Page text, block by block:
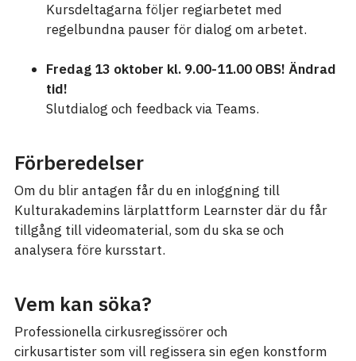
Kursdeltagarna följer regiarbetet med
regelbundna pauser för dialog om arbetet.
Fredag 13 oktober kl. 9.00-11.00 OBS! Ändrad
tid!
Slutdialog och feedback via Teams.
Förberedelser
Om du blir antagen får du en inloggning till
Kulturakademins lärplattform Learnster där du får
tillgång till videomaterial, som du ska se och
analysera före kursstart.
Vem kan söka?
Professionella cirkusregissörer och
cirkusartister som vill regissera sin egen konstform